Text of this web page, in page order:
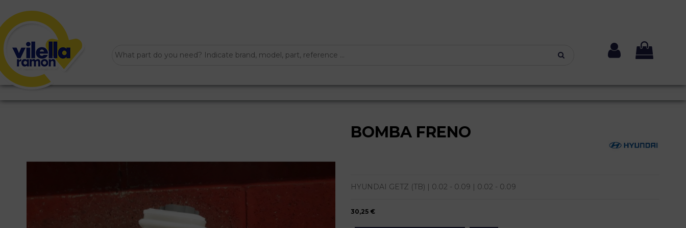
BOMBA FRENO
HYUNDAI GETZ (TB) | 0.02 - 0.09 | 0.02 - 0.09
30,25 €